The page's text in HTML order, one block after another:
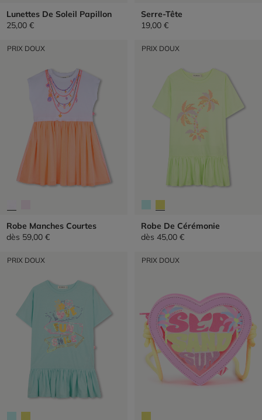
Lunettes De Soleil Papillon
25,00 €
Serre-Tête
19,00 €
PRIX DOUX
Robe Manches Courtes
dès 59,00 €
PRIX DOUX
Robe De Cérémonie
dès 45,00 €
PRIX DOUX PRIX DOUX